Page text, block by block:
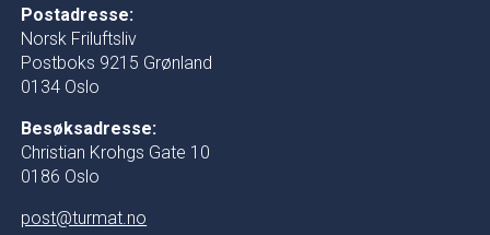
Postadresse:
Norsk Friluftsliv
Postboks 9215 Grønland
0134 Oslo
Besøksadresse:
Christian Krohgs Gate 10
0186 Oslo
post@turmat.no